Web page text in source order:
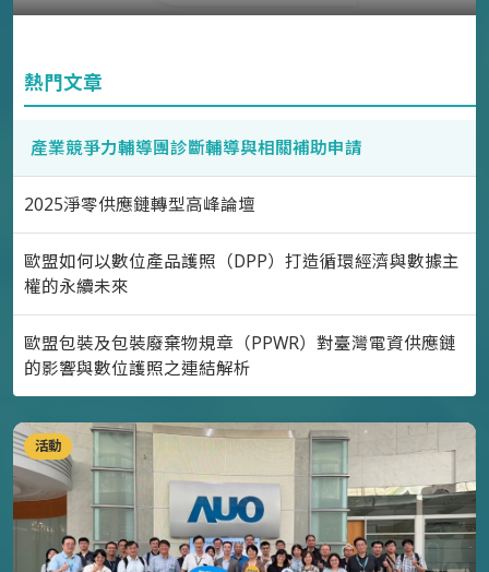
熱門文章
產業競爭力輔導團診斷輔導與相關補助申請
2025淨零供應鏈轉型高峰論壇
歐盟如何以數位產品護照（DPP）打造循環經濟與數據主
權的永續未來
歐盟包裝及包裝廢棄物規章（PPWR）對臺灣電資供應鏈
的影響與數位護照之連結解析
活動